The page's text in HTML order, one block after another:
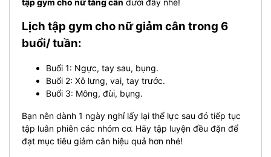
Lịch tập gym cho nữ giảm cân trong 6
buổi/ tuần:
Buổi 1: Ngực, tay sau, bụng.
Buổi 2: Xô lưng, vai, tay trước.
Buổi 3: Mông, đùi, bụng.
Bạn nên dành 1 ngày nghỉ lấy lại thể lực sau đó tiếp tục
tập luân phiên các nhóm cơ. Hãy tập luyện đều đặn để
đạt mục tiêu giảm cân hiệu quả hơn nhé!